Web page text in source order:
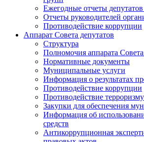
Ежегодные отчеты депутатов
Отчеты руководителей
Противодействие коррупции
Аппарат Совета депутатов
Структура
Полномочия аппарата Совета
Нормативные документы
Муниципальные услуги
Информация о результатах
Противодействие коррупции
Противодействие
Закупки для обеспечения
Информация об
средств
Антикоррупционная